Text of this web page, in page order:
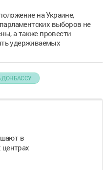
на Украине,
выборов не
а также провести
удерживаемых